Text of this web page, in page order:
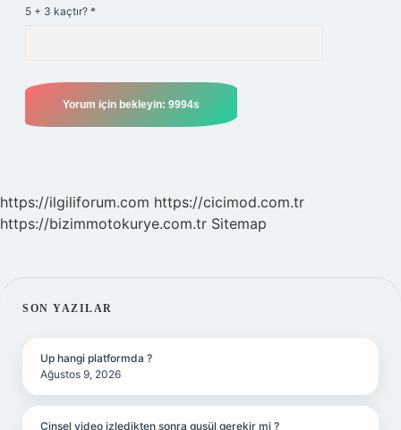
5 + 3 kaçtır? *
https://ilgiliforum.com https://cicimod.com.tr
https://bizimmotokurye.com.tr Sitemap
SIDEBAR
SON YAZILAR
Up hangi platformda ?
Ağustos 9, 2026
Cinsel video izledikten sonra gusül gerekir mi ?